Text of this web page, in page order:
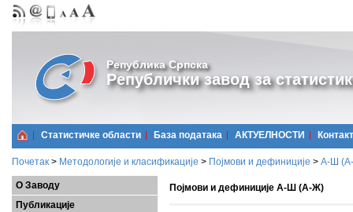
Република Српска
Републички завод за
Статистичке области Базa података АКТУЕЛНОСТИ Контакт
Почетак > Методологије и класификације > Појмови и дефиниције > А-Ш
О Заводу
Публикације
Појмови и дефиниције А-Ш (А-Ж)